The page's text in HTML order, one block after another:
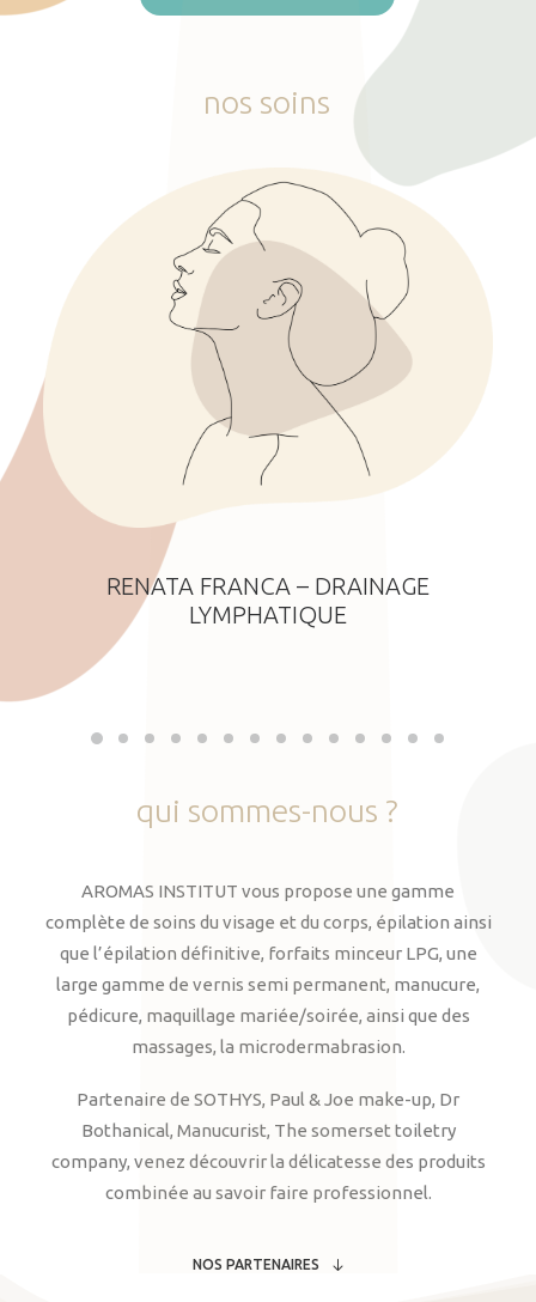
nos soins
RENATA FRANCA – DRAINAGE
LYMPHATIQUE
qui sommes-nous ?
AROMAS INSTITUT vous propose une gamme
complète de soins du visage et du corps, épilation ainsi
que l’épilation définitive, forfaits minceur LPG, une
large gamme de vernis semi permanent, manucure,
pédicure, maquillage mariée/soirée, ainsi que des
massages, la microdermabrasion.
Partenaire de SOTHYS, Paul & Joe make-up, Dr
Bothanical, Manucurist, The somerset toiletry
company, venez découvrir la délicatesse des produits
combinée au savoir faire professionnel.
NOS PARTENAIRES